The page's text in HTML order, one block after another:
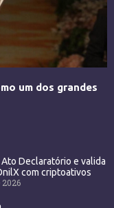
um dos grandes
Declaratório e valida
com criptoativos
2026